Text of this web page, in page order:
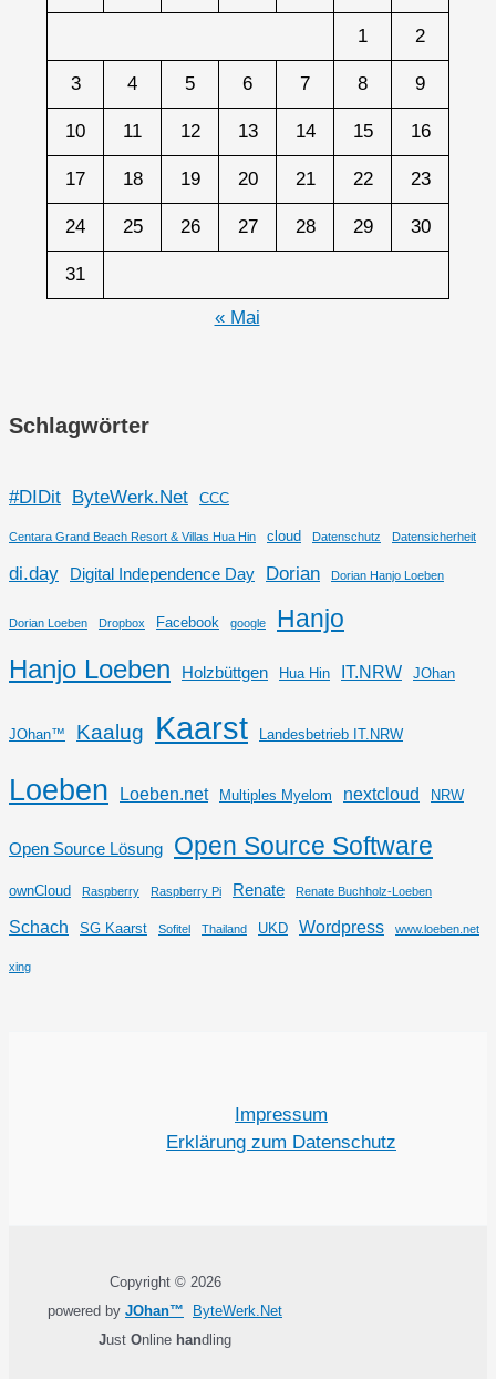
1 2
3 4 5 6 7 8 9
10 11 12 13 14 15 16
17 18 19 20 21 22 23
24 25 26 27 28 29 30
31
« Mai
Schlagwörter
#DIDit ByteWerk.Net CCC
Centara Grand Beach Resort & Villas Hua Hin cloud Datenschutz Datensicherheit
di.day Digital Independence Day Dorian Dorian Hanjo Loeben
Dorian Loeben Dropbox Facebook google
Hanjo
Hanjo Loeben
Holzbüttgen Hua Hin IT.NRW JOhan
JOhan™ Kaalug Kaarst Landesbetrieb IT.NRW
Loeben Loeben.net Multiples Myelom nextcloud NRW
Open Source Lösung Open Source Software
ownCloud Raspberry Raspberry Pi Renate Renate Buchholz-Loeben
Schach SG Kaarst Sofitel Thailand UKD Wordpress www.loeben.net
xing
Impressum
Erklärung zum Datenschutz
Copyright © 2026
powered by JOhan™
ByteWerk.Net
Just Online handling